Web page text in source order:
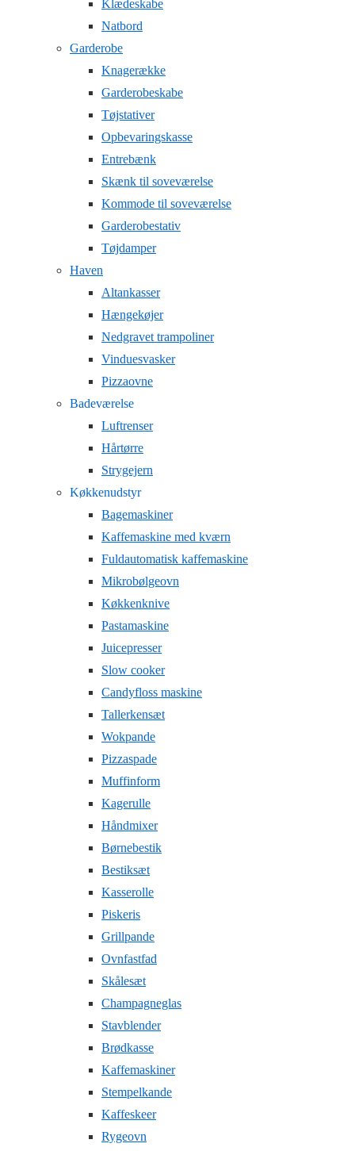
Klædeskabe
Natbord
Garderobe
Knagerække
Garderobeskabe
Tøjstativer
Opbevaringskasse
Entrebænk
Skænk til soveværelse
Kommode til soveværelse
Garderobestativ
Tøjdamper
Haven
Altankasser
Hængekøjer
Nedgravet trampoliner
Vinduesvasker
Pizzaovne
Badeværelse
Luftrenser
Hårtørre
Strygejern
Køkkenudstyr
Bagemaskiner
Kaffemaskine med kværn
Fuldautomatisk kaffemaskine
Mikrobølgeovn
Køkkenknive
Pastamaskine
Juicepresser
Slow cooker
Candyfloss maskine
Tallerkensæt
Wokpande
Pizzaspade
Muffinform
Kagerulle
Håndmixer
Børnebestik
Bestiksæt
Kasserolle
Piskeris
Grillpande
Ovnfastfad
Skålesæt
Champagneglas
Stavblender
Brødkasse
Kaffemaskiner
Stempelkande
Kaffeskeer
Rygeovn